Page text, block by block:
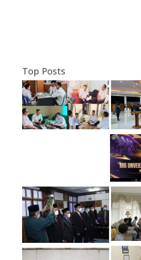
Top Posts